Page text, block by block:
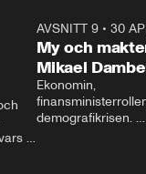
AVSNITT 9• 30
My och
Mikael
Ekonomin,
demografikrisen.